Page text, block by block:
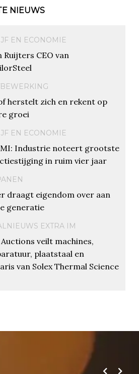
NIEUWS
EN ECONOMIE
Ruijters CEO van
herstelt zich en rekent op
groei
EN ECONOMIE
Industrie noteert grootste
in ruim vier jaar
draagt eigendom over aan
generatie
EXTRA IM
veilt machines,
plaatstaal en
van Solex Thermal Science